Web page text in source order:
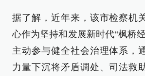
据了解，近年来，该市检察机
心作为坚持和发展新时代“枫桥
主动参与健全社会治理体系，
力量下沉将矛盾调处、司法救